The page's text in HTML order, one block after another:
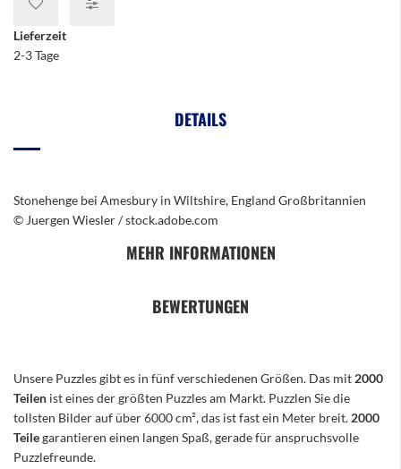
Lieferzeit
2-3 Tage
DETAILS
Stonehenge bei Amesbury in Wiltshire, England Großbritannien
© Juergen Wiesler / stock.adobe.com
MEHR INFORMATIONEN
BEWERTUNGEN
Unsere Puzzles gibt es in fünf verschiedenen Größen. Das mit 2000
Teilen ist eines der größten Puzzles am Markt. Puzzlen Sie die
tollsten Bilder auf über 6000 cm², das ist fast ein Meter breit. 2000
Teilegarantieren einen langen Spaß, gerade für anspruchsvolle
Puzzlefreunde.